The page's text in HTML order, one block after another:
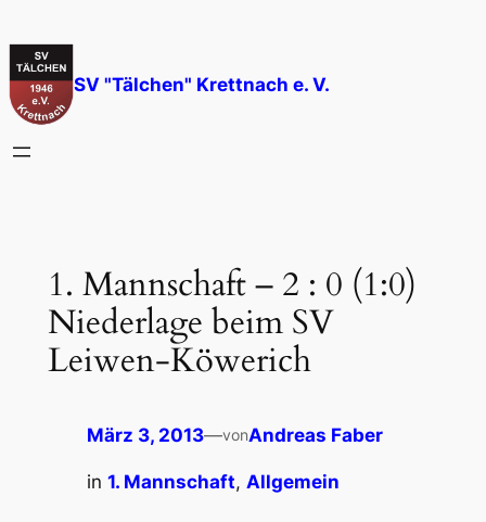
Inhalt
springenSV "Tälchen" Krettnach e. V.
1. Mannschaft – 2 : 0 (1:0)
Niederlage beim SV
Leiwen-Köwerich
März 3, 2013—vonAndreas Faber
in 1. Mannschaft, Allgemein